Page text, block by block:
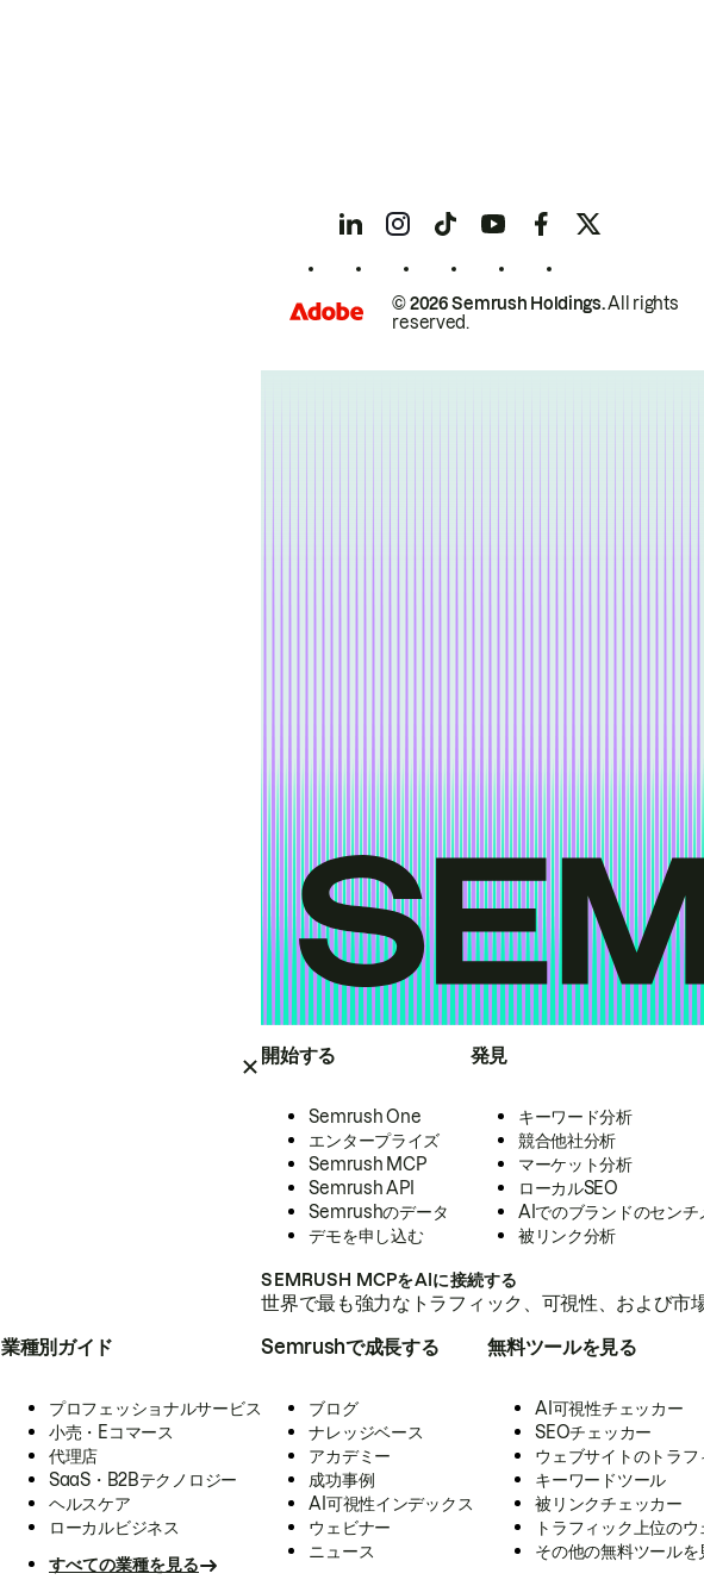
開始する
Semrush One
エンタープライズ
Semrush MCP
Semrush API
Semrushのデータ
デモを申し込む
発見
キーワード分析
競合他社分析
マーケット分析
ローカルSEO
AIでのブランドのセンチ
被リンク分析
SEMRUSH MCPをAIに接続する
世界で最も強力なトラフィック、可視性、および
業種別ガイド
プロフェッショナルサービス
小売・Eコマース
代理店
SaaS・B2Bテクノロジー
ヘルスケア
ローカルビジネス
すべての業種を見る
Semrushで成長する
ブログ
ナレッジベース
アカデミー
成功事例
AI可視性インデックス
ウェビナー
ニュース
無料ツールを見る
AI可視性チェッカー
SEOチェッカー
ウェブサイトのトラ
キーワードツール
被リンクチェッカー
トラフィック上位の
その他の無料ツールを
© 2026 Semrush Holdings.All rights
reserved.